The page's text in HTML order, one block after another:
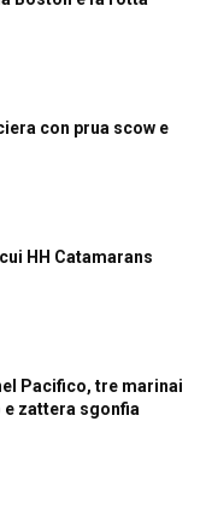
con prua scow e
HH Catamarans
Pacifico, tre marinai
zattera sgonfia